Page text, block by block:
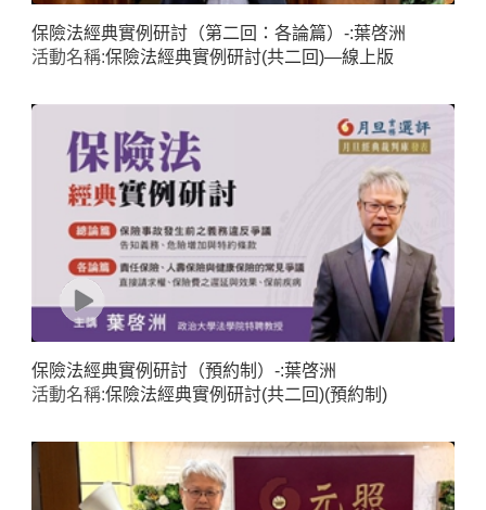
保險法經典實例研討（第二回：各論篇）-:葉啓洲
活動名稱:保險法經典實例研討(共二回)—線上版
保險法經典實例研討（預約制）-:葉啓洲
活動名稱:保險法經典實例研討(共二回)(預約制)